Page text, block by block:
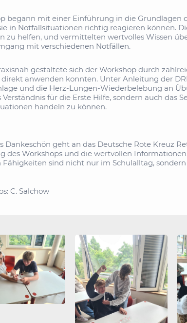
begann mit einer Einführung in die Grundlagen
in Notfallsituationen richtig reagieren können.
zu helfen, und vermittelten wertvolles Wissen
mit verschiedenen Notfällen.
gestaltete sich der Workshop durch
anwenden konnten. Unter Anleitung der
und die Herz-Lungen-Wiederbelebung an
für die Erste Hilfe, sondern auch das
handeln zu können.
Dankeschön geht an das Deutsche Rote Kreuz
des Workshops und die wertvollen
Fähigkeiten sind nicht nur im Schulalltag,
C. Salchow